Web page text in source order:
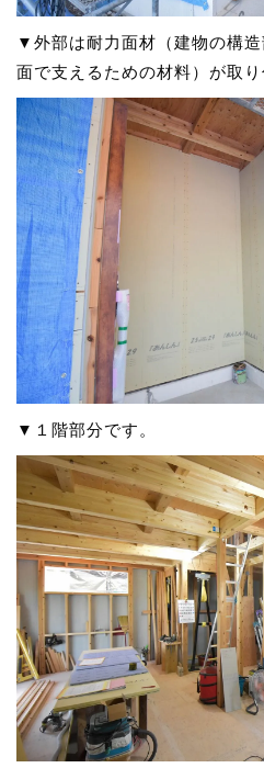
▼外部は耐力面材（建物の構
面で支えるための材料）が取り
▼１階部分です。